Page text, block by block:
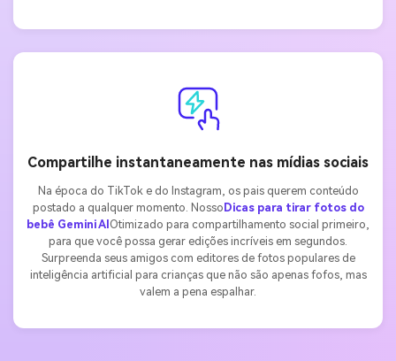
Compartilhe instantaneamente nas mídias sociais
Na época do TikTok e do Instagram, os pais querem conteúdo
postado a qualquer momento. NossoDicas para tirar fotos do
bebê Gemini AIOtimizado para compartilhamento social primeiro,
para que você possa gerar edições incríveis em segundos.
Surpreenda seus amigos com editores de fotos populares de
inteligência artificial para crianças que não são apenas fofos, mas
valem a pena espalhar.